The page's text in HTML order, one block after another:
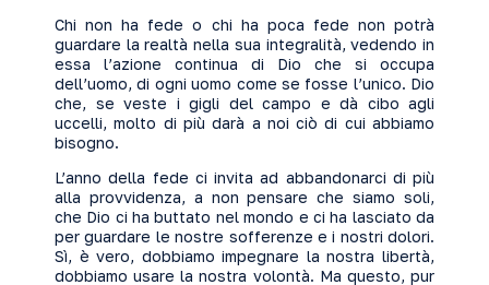
Chi non ha fede o chi ha poca fede non potrà
guardare la realtà nella sua integralità, vedendo in
essa l’azione continua di Dio che si occupa
dell’uomo, di ogni uomo come se fosse l’unico. Dio
che, se veste i gigli del campo e dà cibo agli
uccelli, molto di più darà a noi ciò di cui abbiamo
bisogno.
L’anno della fede ci invita ad abbandonarci di più
alla provvidenza, a non pensare che siamo soli,
che Dio ci ha buttato nel mondo e ci ha lasciato da
per guardare le nostre sofferenze e i nostri dolori.
Sì, è vero, dobbiamo impegnare la nostra libertà,
dobbiamo usare la nostra volontà. Ma questo, pur